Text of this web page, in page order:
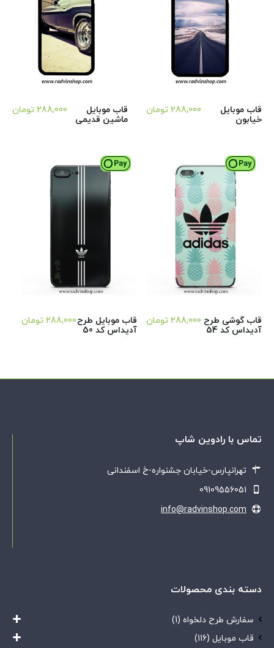
قاب موبایل
خیابون
288,000 تومان
قاب موبایل
ماشین قدیمی
288,000 تومان
قاب گوشی طرح
آدیداس کد 54
288,000 تومان
قاب موبایل طرح
آدیداس کد 50
288,000 تومان
تماس با رادوین شاپ
تهرانپارس-خیابان جشنواره-خ اسفندانی
09109556051
info@radvinshop.com
دسته بندی محصولات
سفارش طرح دلخواه (1)
قاب موبایل (116)